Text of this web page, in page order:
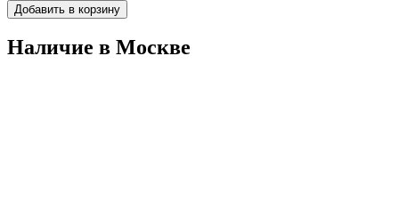
Добавить в корзину
Наличие в Москвe